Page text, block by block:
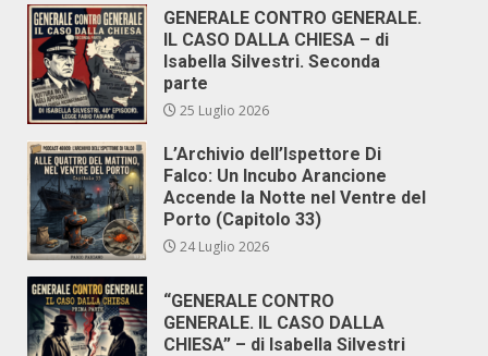
GENERALE CONTRO GENERALE.
IL CASO DALLA CHIESA – di
Isabella Silvestri. Seconda
parte
25 Luglio 2026
L’Archivio dell’Ispettore Di
Falco: Un Incubo Arancione
Accende la Notte nel Ventre del
Porto (Capitolo 33)
24 Luglio 2026
“GENERALE CONTRO
GENERALE. IL CASO DALLA
CHIESA” – di Isabella Silvestri